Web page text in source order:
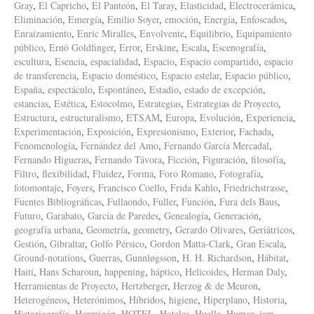
Gray, El Capricho, El Panteón, El Taray, Elasticidad, Electrocerámica,
Eliminación, Emergía, Emilio Soyer, emoción, Energía, Enfoscados,
Enraizamiento, Enric Miralles, Envolvente, Equilibrio, Equipamiento
público, Ernö Goldfinger, Error, Erskine, Escala, Escenografía,
escultura, Esencia, espacialidad, Espacio, Espacio compartido, espacio
de transferencia, Espacio doméstico, Espacio estelar, Espacio público,
España, espectáculo, Espontáneo, Estadio, estado de excepción,
estancias, Estética, Estocolmo, Estrategias, Estrategias de Proyecto,
Estructura, estructuralismo, ETSAM, Europa, Evolución, Experiencia,
Experimentación, Exposición, Expresionismo, Exterior, Fachada,
Fenomenología, Fernández del Amo, Fernando García Mercadal,
Fernando Higueras, Fernando Távora, Ficción, Figuración, filosofía,
Filtro, flexibilidad, Fluidez, Forma, Foro Romano, Fotografía,
fotomontaje, Foyers, Francisco Coello, Frida Kahlo, Friedrichstrasse,
Fuentes Bibliográficas, Fullaondo, Fuller, Función, Fura dels Baus,
Futuro, Garabato, García de Paredes, Genealogía, Generación,
geografía urbana, Geometría, geometry, Gerardo Olivares, Geriátricos,
Gestión, Gibraltar, Golfo Pérsico, Gordon Matta-Clark, Gran Escala,
Ground-notations, Guerras, Gunnløgsson, H. H. Richardson, Hábitat,
Haití, Hans Scharoun, happening, háptico, Helicoides, Herman Daly,
Herramientas de Proyecto, Hertzberger, Herzog & de Meuron,
Heterogéneos, Heterónimos, Híbridos, higiene, Hiperplano, Historia,